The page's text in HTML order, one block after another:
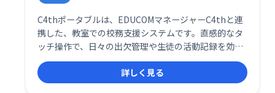
C4thポータブルは、EDUCOMマネージャーC4thと連
携した、教室での校務支援システムです。直感的なタ
ッチ操作で、日々の出欠管理や生徒の活動記録を効率
的に行えます。リアルタイム記録と事後確認機能によ
り、教員の業務負担を軽減し、生徒理解を深めます。
授業改善にも繋がる、便利なツールです。
詳しく見る